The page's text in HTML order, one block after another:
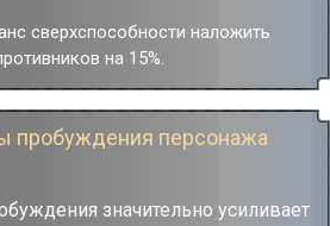
сверхспособности наложить
на 15%.
пробуждения персонажа
значительно усиливает